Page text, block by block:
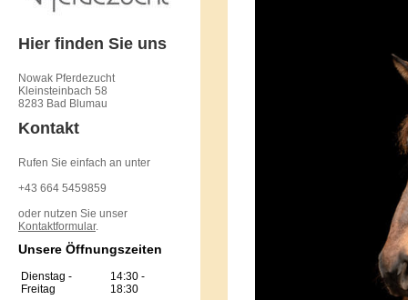
Hier finden Sie uns
Nowak Pferdezucht
Kleinsteinbach 58
8283 Bad Blumau
Kontakt
Rufen Sie einfach an unter
+43 664 5459859
oder nutzen Sie unser
Kontaktformular.
Unsere Öffnungszeiten
Dienstag -
Freitag
14:30 -
18:30